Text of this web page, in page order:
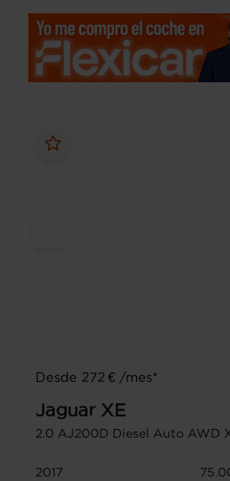
Desde 272 € /mes*
Jaguar XE
2.0 AJ200D Diesel Auto AWD
2017